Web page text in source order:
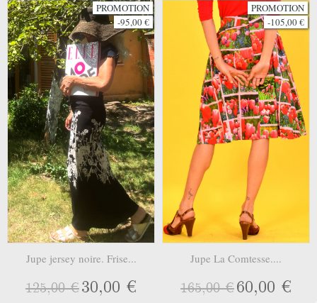
PROMOTION
-95,00 €
Jupe jersey noire. Frise...
125,00 €30,00 €
PROMOTION
-105,00 €
Jupe La Comtesse....
165,00 €60,00 €